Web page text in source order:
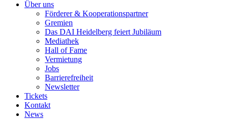
Über uns
Förderer & Kooperationspartner
Gremien
Das DAI Heidelberg feiert Jubiläum
Mediathek
Hall of Fame
Vermietung
Jobs
Barrierefreiheit
Newsletter
Tickets
Kontakt
News